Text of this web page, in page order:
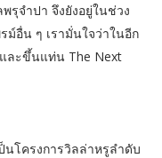
รุจำปา จึงยังอยู่ในช่วง
ม์อื่น ๆ เรามั่นใจว่าในอีก
ละขึ้นแท่น The Next
นโครงการวิลล่าหรูลำดับ